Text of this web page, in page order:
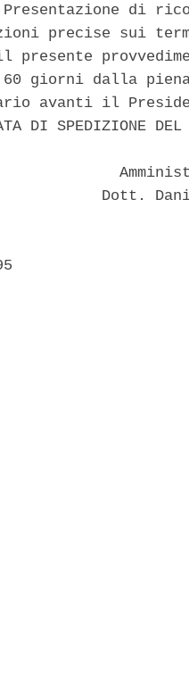
Presentazione di
precise sui
presente
60 giorni dalla
avanti il
DI SPEDIZIONE
Dott.